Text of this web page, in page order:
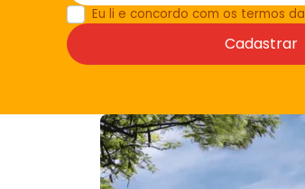
Eu li e concordo com os termos da